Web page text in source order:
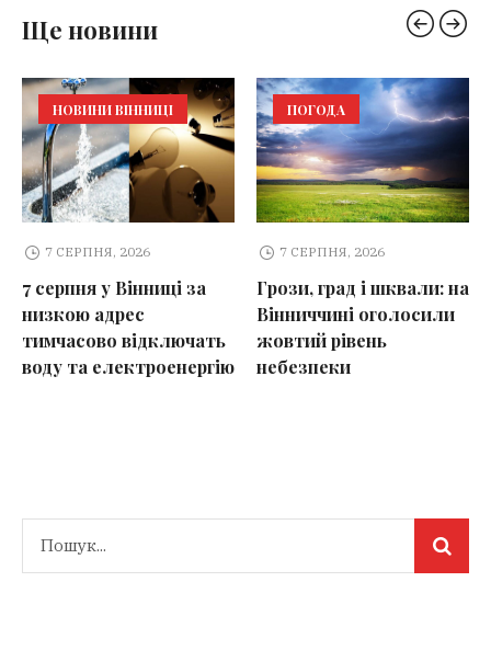
Ще новини
НОВИНИ ВІННИЦІ
7 СЕРПНЯ, 2026
7 серпня у Вінниці за
низкою адрес
тимчасово відключать
воду та електроенергію
ПОГОДА
7 СЕРПНЯ, 2026
Грози, град і шквали: на
Вінниччині оголосили
жовтий рівень
небезпеки